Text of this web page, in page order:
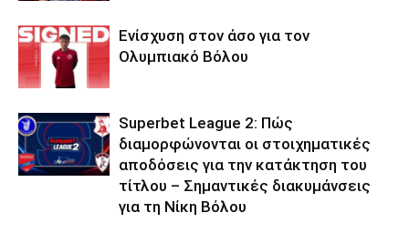
Ενίσχυση στον άσο για τον
Ολυμπιακό Βόλου
Superbet League 2: Πώς
διαμορφώνονται οι στοιχηματικές
αποδόσεις για την κατάκτηση του
τίτλου – Σημαντικές διακυμάνσεις
για τη Νίκη Βόλου